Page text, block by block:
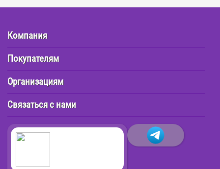
Компания
Покупателям
Организациям
Связаться с нами